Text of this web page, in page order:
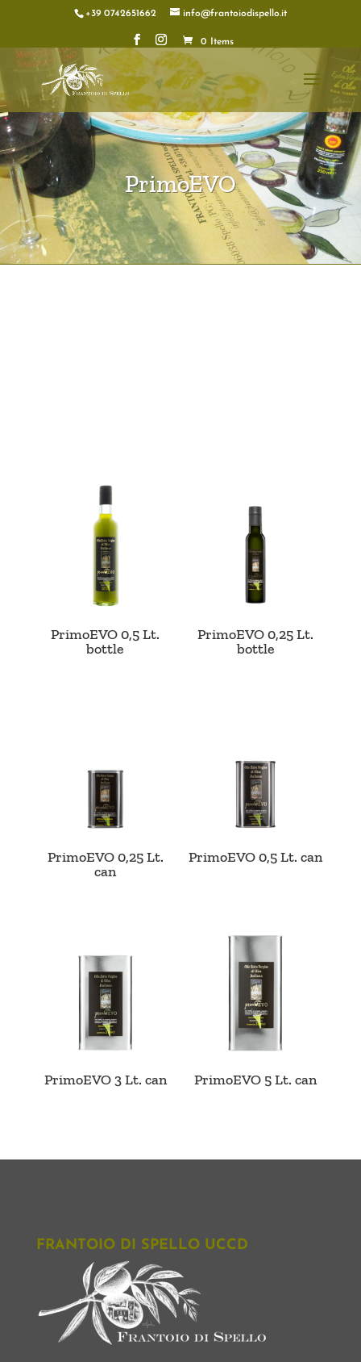
+39 0742651662 info@frantoiodispello.it
0 Items
PrimoEVO
PrimoEVO 0,5 Lt.
bottle
PrimoEVO 0,25 Lt.
bottle
PrimoEVO 0,25 Lt.
can
PrimoEVO 0,5 Lt. can
PrimoEVO 3 Lt. can PrimoEVO 5 Lt. can
FRANTOIO DI SPELLO UCCD